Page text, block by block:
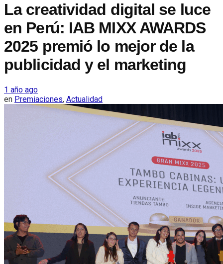
La creatividad digital se luce
en Perú: IAB MIXX AWARDS
2025 premió lo mejor de la
publicidad y el marketing
1 año ago
en Premiaciones, Actualidad